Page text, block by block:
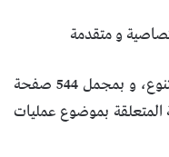
هذه الأقسام الثلاث تقع في 18 فصل متنوع، و بمجمل 544 صفحة
المتعلقة بموضوع عمليات